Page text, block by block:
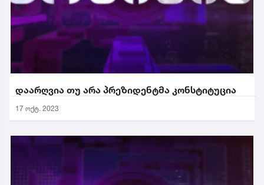
დაარღვია თუ არა პრეზიდენტმა კონსტიტუცია
17 ოქტ. 2023